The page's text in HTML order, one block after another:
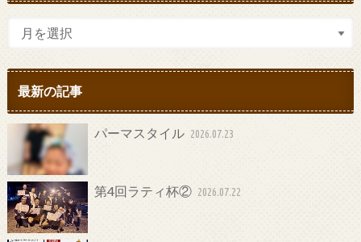
最新の記事
パーマスタイル 2026.07.23
第4回ラティ杯② 2026.07.22